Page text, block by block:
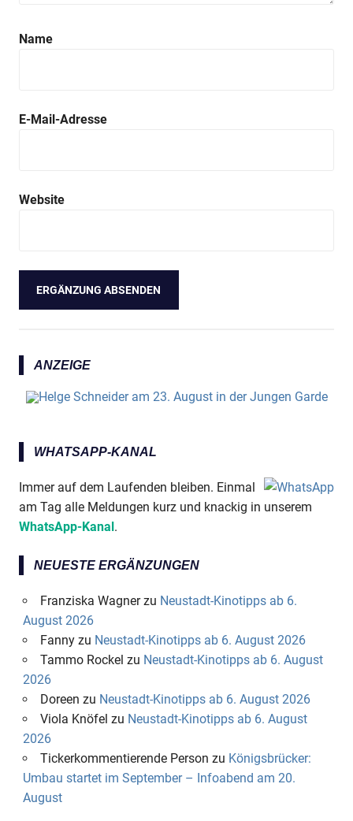
Name
E-Mail-Adresse
Website
ANZEIGE
WHATSAPP-KANAL
Immer auf dem Laufenden bleiben. Einmal
am Tag alle Meldungen kurz und knackig in unserem
WhatsApp-Kanal .
NEUESTE ERGÄNZUNGEN
Franziska Wagnerzu Neustadt-Kinotipps ab 6.
August 2026
Fannyzu Neustadt-Kinotipps ab 6. August 2026
Tammo Rockel zu Neustadt-Kinotipps ab 6. August
2026
Doreen zu Neustadt-Kinotipps ab 6. August 2026
Viola Knöfel zu Neustadt-Kinotipps ab 6. August
2026
Tickerkommentierende Person zu Königsbrücker:
Umbau startet im September – Infoabend am 20.
August